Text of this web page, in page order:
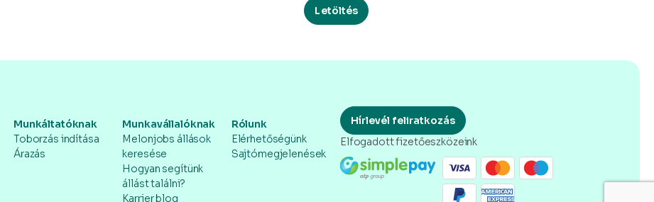
Letöltés
Munkáltatóknak
Toborzás indítása
Árazás
Munkavállalóknak
Melonjobs állások
keresése
Hogyan segítünk
állást találni?
Karrier blog
Rólunk
Elérhetőségünk
Sajtómegjelenések
Hírlevél feliratkozás
Elfogadott fizetőeszközeink